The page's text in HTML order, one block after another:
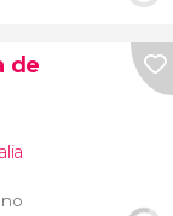
de